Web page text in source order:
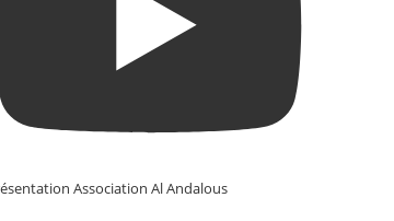
Association Al Andalous